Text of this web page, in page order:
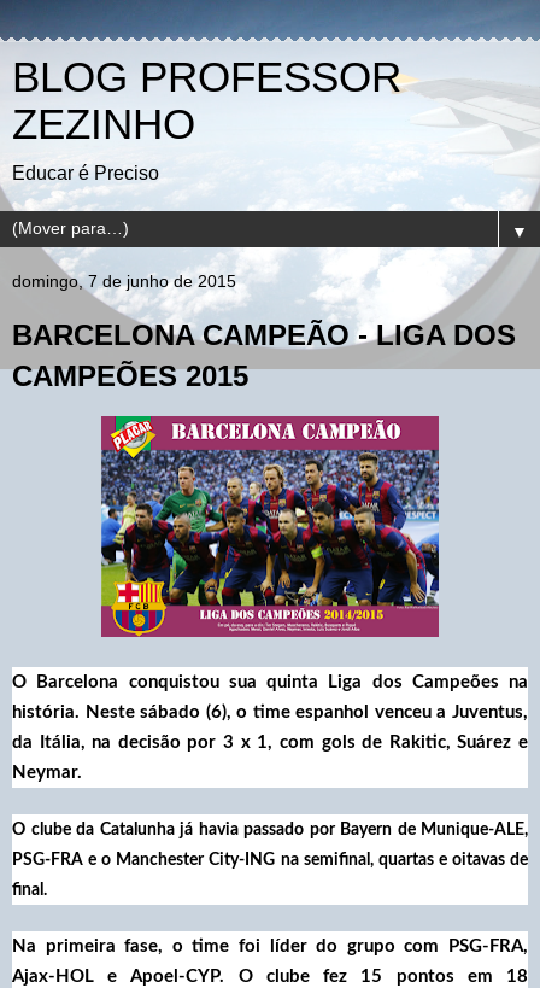
BLOG PROFESSOR
ZEZINHO
Educar é Preciso
▼
domingo, 7 de junho de 2015
BARCELONA CAMPEÃO - LIGA DOS
CAMPEÕES 2015
O Barcelona conquistou sua quinta Liga dos Campeões na
história. Neste sábado (6), o time espanhol venceu a Juventus,
da Itália, na decisão por 3 x 1, com gols de Rakitic, Suárez e
Neymar.
O clube da Catalunha já havia passado por Bayern de Munique-ALE,
PSG-FRA e o Manchester City-ING na semifinal, quartas e oitavas de
final.
Na primeira fase, o time foi líder do grupo com PSG-FRA,
Ajax-HOL e Apoel-CYP. O clube fez 15 pontos em 18